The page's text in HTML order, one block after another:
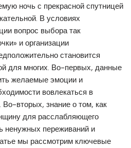
ночь с прекрасной спутницей
В условиях
вопрос выбора так
и организации
становится
для многих. Во-первых, данные
желаемые эмоции и
вовлекаться в
вторых, знание о том, как
для расслабляющего
ненужных переживаний и
мы рассмотрим ключевые